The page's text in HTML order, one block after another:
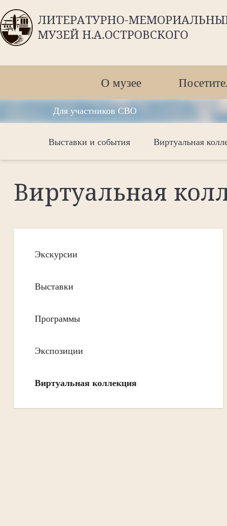
ЛИТЕРАТУРНО-
МУЗЕЙ Н.А.ОСТРОВСКОГО
О музее
Для участников СВО
Выставки и события Виртуальная
Виртуальная
Экскурсии
Выставки
Программы
Экспозиции
Виртуальная коллекция